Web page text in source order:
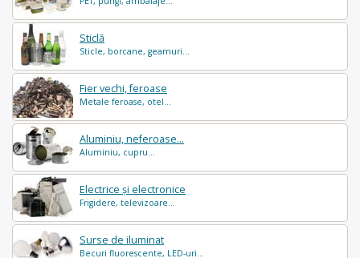
Sticlă
Sticle, borcane, geamuri...
Fier vechi, feroase
Metale feroase, otel...
Aluminiu, neferoase...
Aluminiu, cupru...
Electrice și electronice
Frigidere, televizoare...
Surse de iluminat
Becuri fluorescente, LED-uri...